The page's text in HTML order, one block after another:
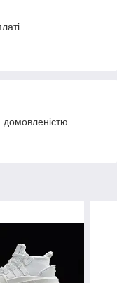
домовленістю